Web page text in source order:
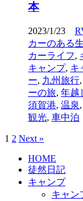
本
2023/1/23
カーのある
カーライフ,
キャンプ, キ
ー, 九州旅行,
ーの旅, 年越
須賀港, 温泉,
観光, 車中泊
1 2 Next »
HOME
徒然日記
キャンプ
キャン